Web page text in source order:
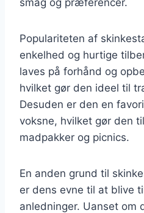
Populariteten af
enkelhed og hurtige
laves på forhånd og
hvilket gør den ideel til
Desuden er den en
voksne, hvilket gør den
madpakker og picnics.
En anden grund til
er dens evne til at blive
anledninger. Uanset om